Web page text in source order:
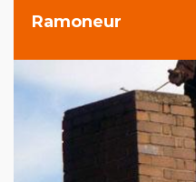
Ramoneur